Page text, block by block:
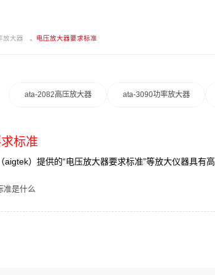
放大器 电压放大器要求标准
ata-2082高压放大器 ata-3090功率放大器
标准
aigtek）提供的“电压放大器要求标准”等放大仪器具有
准是什么